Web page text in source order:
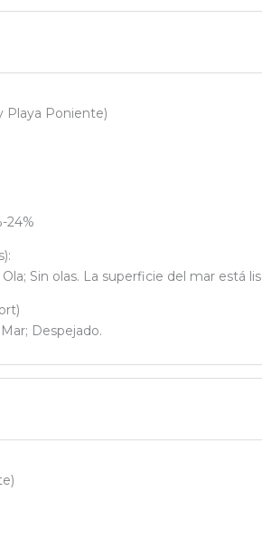
Playa Poniente)
24%
Sin olas. La superficie del mar está
Despejado.